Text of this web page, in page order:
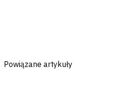
Powiązane artykuły